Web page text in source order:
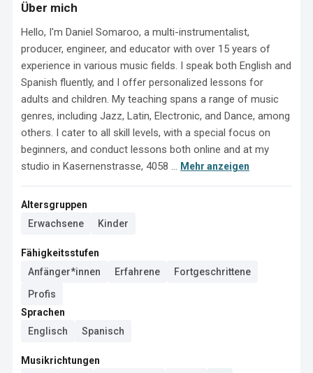
Über mich
Hello, I'm Daniel Somaroo, a multi-instrumentalist,
producer, engineer, and educator with over 15 years of
experience in various music fields. I speak both English and
Spanish fluently, and I offer personalized lessons for
adults and children. My teaching spans a range of music
genres, including Jazz, Latin, Electronic, and Dance, among
others. I cater to all skill levels, with a special focus on
beginners, and conduct lessons both online and at my
studio in Kasernenstrasse, 4058 ... Mehr anzeigen
Altersgruppen
Erwachsene
Kinder
Fähigkeitsstufen
Anfänger*innen
Erfahrene
Fortgeschrittene
Profis
Sprachen
Englisch
Spanisch
Musikrichtungen